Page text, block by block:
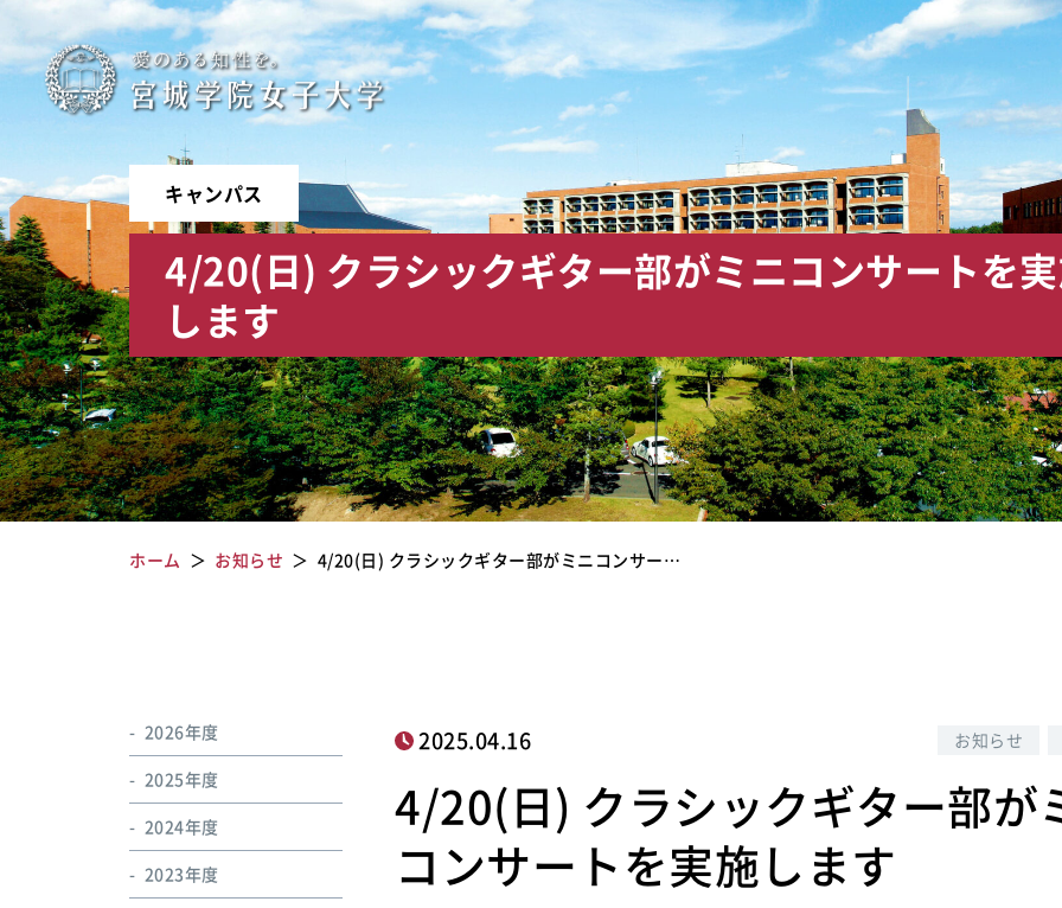
宮
城
学
院
女
子
大
学
キャンパス
4/20(日) クラシックギター部がミニコンサートを
します
ホーム お知らせ 4/20(日) クラシックギター部がミニコンサー…
2025.04.16 お知らせ
4/20(日) クラシックギター部が
コンサートを実施します
2026年度
2025年度
2024年度
2023年度